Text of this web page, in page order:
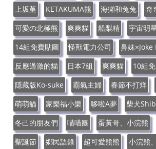
上坂堇
KETAKUMA熊 海獺和兔兔 奇
可愛の北極熊
爽爽貓 船梨精 宇宙明
14組免費貼圖
怪獸電力公司 鼻妹×Joke
反應過激的貓
日本7組 爽爽貓
10組
隱藏版Ko-suke
霸氣主婦 春節不打烊
萌萌貓
家樂福小樂 哆啦A夢
柴犬
冬己的朋友們
喵喵團 蛋黃哥、小浣熊
聖誕節
鄉民語錄 超可愛熊熊
小浣熊